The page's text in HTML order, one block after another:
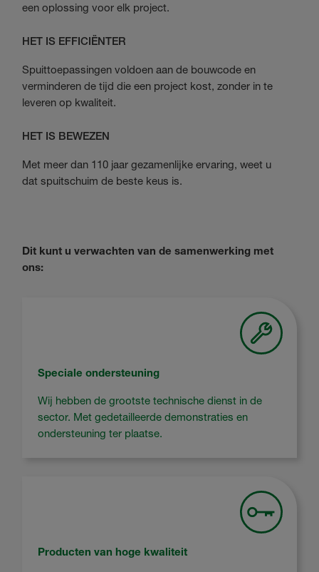
een oplossing voor elk project.
HET IS EFFICIËNTER
Spuittoepassingen voldoen aan de bouwcode en
verminderen de tijd die een project kost, zonder in te
leveren op kwaliteit.
HET IS BEWEZEN
Met meer dan 110 jaar gezamenlijke ervaring, weet u
dat spuitschuim de beste keus is.
Dit kunt u verwachten van de samenwerking met
ons:
Speciale ondersteuning
Wij hebben de grootste technische dienst in de
sector. Met gedetailleerde demonstraties en
ondersteuning ter plaatse.
Producten van hoge kwaliteit